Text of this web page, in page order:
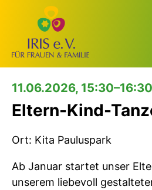
11.06.2026, 15:30–16:30
Eltern-Kind-
Ort: Kita Pauluspark
Ab Januar startet unser
unserem liebevoll